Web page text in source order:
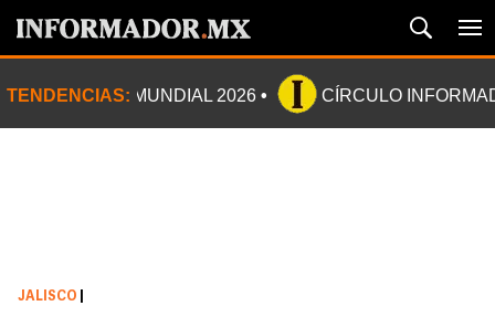
TENDENCIAS: MUNDIAL 2026 CÍRCULO
JALISCO